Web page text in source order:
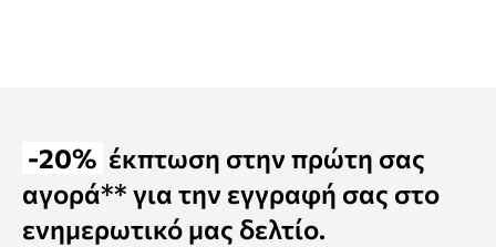
-20% έκπτωση στην πρώτη σας
αγορά** για την εγγραφή σας στο
ενημερωτικό μας δελτίο.